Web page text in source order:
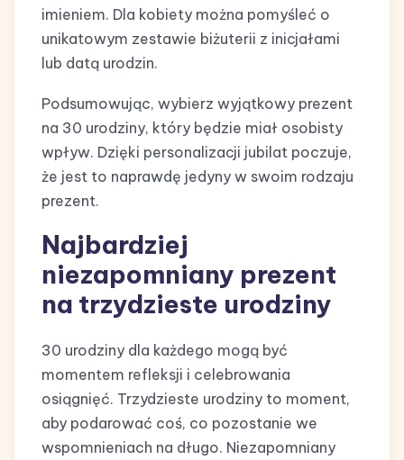
imieniem. Dla kobiety można pomyśleć o
unikatowym zestawie biżuterii z inicjałami
lub datą urodzin.
Podsumowując, wybierz wyjątkowy prezent
na 30 urodziny, który będzie miał osobisty
wpływ. Dzięki personalizacji jubilat poczuje,
że jest to naprawdę jedyny w swoim rodzaju
prezent.
Najbardziej
niezapomniany prezent
na trzydzieste urodziny
30 urodziny dla każdego mogą być
momentem refleksji i celebrowania
osiągnięć. Trzydzieste urodziny to moment,
aby podarować coś, co pozostanie we
wspomnieniach na długo. Niezapomniany